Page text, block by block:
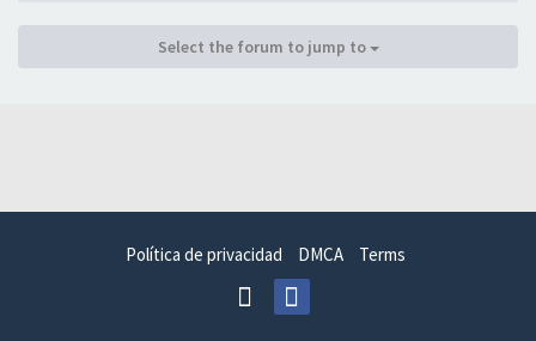
Select the forum to jump to
Política de privacidad DMCA Terms